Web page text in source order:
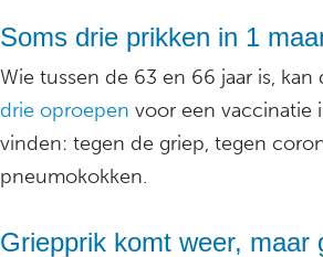
Soms drie prikken in 1
Wie tussen de 63 en 66 jaar is, kan
drie oproepen voor een vaccinatie
vinden: tegen de griep, tegen
pneumokokken.
Griepprik komt weer, maar